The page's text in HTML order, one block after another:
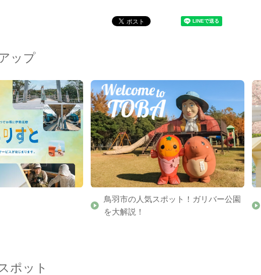
ップ
鳥羽市の人気スポット！ガリバー公園
を大解説！
ポット